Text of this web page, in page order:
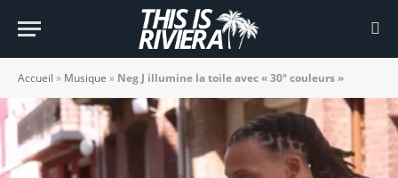
Accueil » Musique » Neg J illumine la toile avec « 30° couleurs »